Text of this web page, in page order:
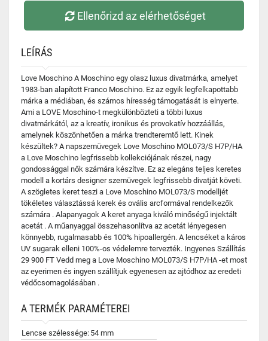
Ellenőrizd az elérhetőséget
LEÍRÁS
Love Moschino A Moschino egy olasz luxus divatmárka, amelyet
1983-ban alapított Franco Moschino. Ez az egyik legfelkapottabb
márka a médiában, és számos híresség támogatását is elnyerte.
Ami a LOVE Moschino-t megkülönbözteti a többi luxus
divatmárkától, az a kreatív, ironikus és provokatív hozzáállás,
amelynek köszönhetően a márka trendteremtő lett. Kinek
készültek? A napszemüvegek Love Moschino MOL073/S H7P/HA
a Love Moschino legfrissebb kollekciójának részei, nagy
gondossággal nők számára készítve. Ez az elegáns teljes keretes
modell a kortárs designer szemüvegek legfrissebb divatját követi.
A szögletes keret teszi a Love Moschino MOL073/S modelljét
tökéletes választássá kerek és ovális arcformával rendelkezők
számára . Alapanyagok A keret anyaga kiváló minőségű injektált
acetát . A műanyaggal összehasonlítva az acetát lényegesen
könnyebb, rugalmasabb és 100% hipoallergén. A lencséket a káros
UV sugarak elleni 100%-os védelemre tervezték. Ingyenes Szállítás
29 900 FT Vedd meg a Love Moschino MOL073/S H7P/HA -et most
az eyerimen és ingyen szállítjuk egyenesen az ajtódhoz az eredeti
védőcsomagolásában .
A TERMÉK PARAMÉTEREI
Lencse szélessége: 54 mm